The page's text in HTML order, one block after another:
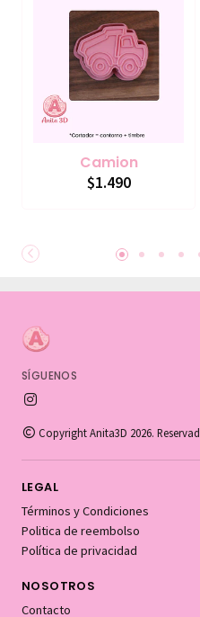
Camion
$1.490
SÍGUENOS
Copyright Anita3D 2026.
LEGAL
Términos y Condiciones
Politica de reembolso
Política de privacidad
NOSOTROS
Contacto